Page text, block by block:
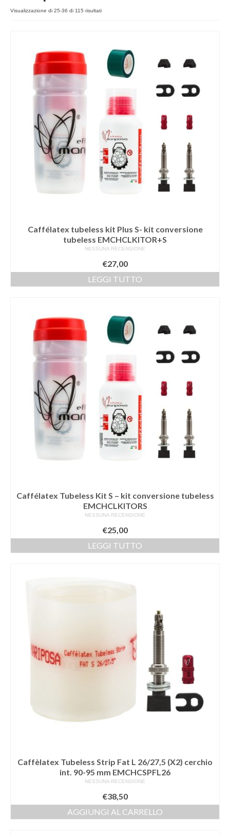
Login
Visualizzazione di 25-36 di 115 risultati
Caffélatex tubeless kit Plus S- kit conversione
tubeless EMCHCLKITOR+S
NESSUNA RECENSIONE
€27,00
LEGGI TUTTO
Caffélatex Tubeless Kit S – kit conversione tubeless
EMCHCLKITORS
NESSUNA RECENSIONE
€25,00
LEGGI TUTTO
Caffèlatex Tubeless Strip Fat L 26/27,5 (X2) cerchio
int. 90-95 mm EMCHCSPFL26
NESSUNA RECENSIONE
€38,50
AGGIUNGI AL CARRELLO